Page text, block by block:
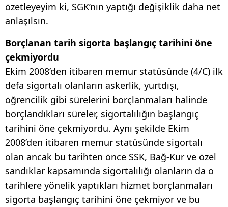
özetleyeyim ki, SGK’nın yaptığı değişiklik daha net
anlaşılsın.
Borçlanan tarih sigorta başlangıç tarihini öne
çekmiyordu
Ekim 2008’den itibaren memur statüsünde (4/C) ilk
defa sigortalı olanların askerlik, yurtdışı,
öğrencilik gibi sürelerini borçlanmaları halinde
borçlandıkları süreler, sigortalılığın başlangıç
tarihini öne çekmiyordu. Aynı şekilde Ekim
2008’den itibaren memur statüsünde sigortalı
olan ancak bu tarihten önce SSK, Bağ-Kur ve özel
sandıklar kapsamında sigortalılığı olanların da o
tarihlere yönelik yaptıkları hizmet borçlanmaları
sigorta başlangıç tarihini öne çekmiyor ve bu